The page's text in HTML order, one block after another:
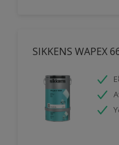
SIKKENS WAPEX